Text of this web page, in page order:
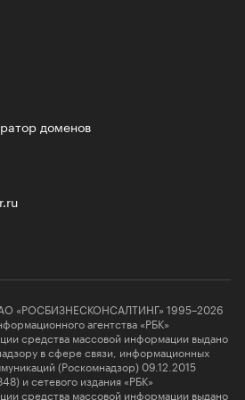
доменов
«РОСБИЗНЕСКОНСАЛТИНГ» 1995–2026
агентства «РБК»
средства массовой информации выдано
в сфере связи, информационных
(Роскомнадзор) 09.12.2015
и сетевого издания «РБК»
средства массовой информации выдано